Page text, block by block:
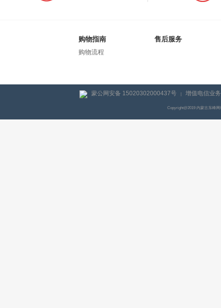
购物指南
购物流程
售后服务
蒙公网安备 15020302000437号 | 增值电信业
Copyright@2019 内蒙古东峰